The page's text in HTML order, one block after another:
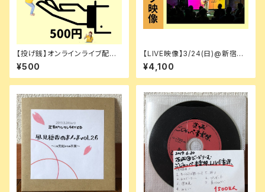
【投げ銭】オンラインライブ配信
用
¥500
【LIVE映像】3/24(日)@新宿RO
TT [マンスリーワンマン(３月
回)]想像じゃなくて創造するん
だ！
¥4,100